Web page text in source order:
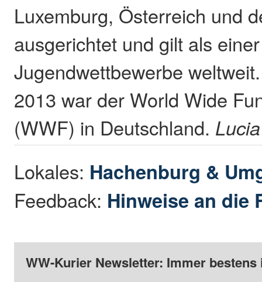
Luxemburg, Österreich und
ausgerichtet und gilt als
Jugendwettbewerbe
2013 war der World Wide
(WWF) in Deutschland.
Lokales: Hachenburg &
Feedback: Hinweise an die
WW-Kurier Newsletter: Immer